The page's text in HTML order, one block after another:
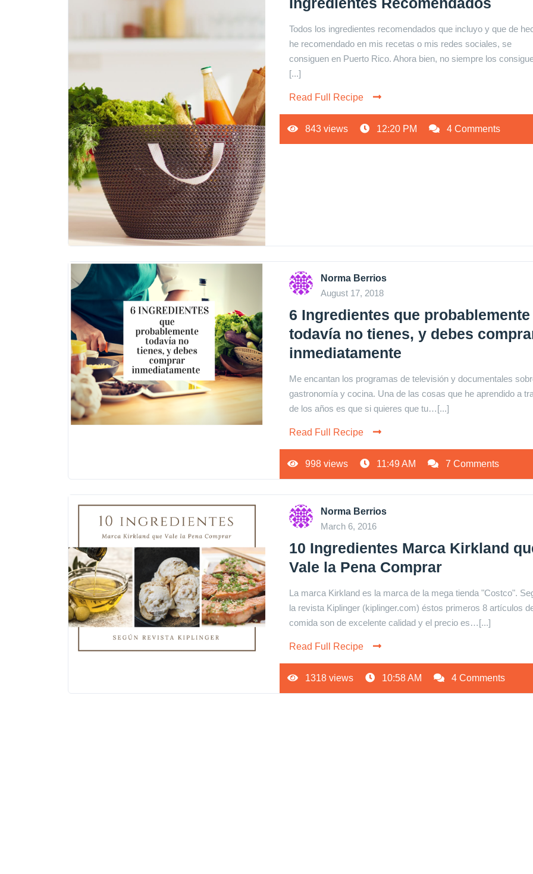
Todos los ingredientes recomendados que incluyo y que de
he recomendado en mis recetas o mis redes sociales, se
consiguen en Puerto Rico. Ahora bien, no siempre los
[...]
Read Full Recipe
843 views 12:20 PM 4 Comments
Norma Berrios
August 17, 2018
6 Ingredientes que probablemente
todavía no tienes, y debes
inmediatamente
Me encantan los programas de televisión y documentales
gastronomía y cocina. Una de las cosas que he aprendido a
de los años es que si quieres que tu…[...]
Read Full Recipe
998 views 11:49 AM 7 Comments
Norma Berrios
March 6, 2016
10 Ingredientes Marca Kirkland
Vale la Pena Comprar
La marca Kirkland es la marca de la mega tienda "Costco".
la revista Kiplinger (kiplinger.com) éstos primeros 8 artículos
comida son de excelente calidad y el precio es…[...]
Read Full Recipe
1318 views 10:58 AM 4 Comments